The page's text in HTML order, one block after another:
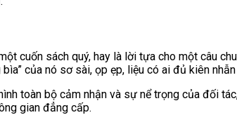
cuốn sách quý, hay là lời tựa cho một câu
của nó sơ sài, ọp ẹp, liệu có ai đủ kiên
toàn bộ cảm nhận và sự nể trọng của đối
gian đẳng cấp.